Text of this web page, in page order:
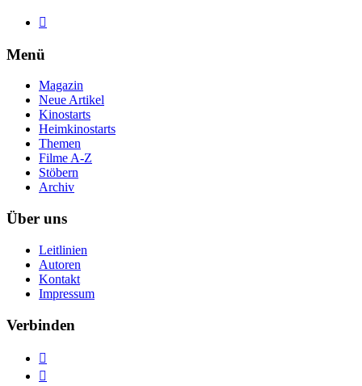

Menü
Magazin
Neue Artikel
Kinostarts
Heimkinostarts
Themen
Filme A-Z
Stöbern
Archiv
Über uns
Leitlinien
Autoren
Kontakt
Impressum
Verbinden

